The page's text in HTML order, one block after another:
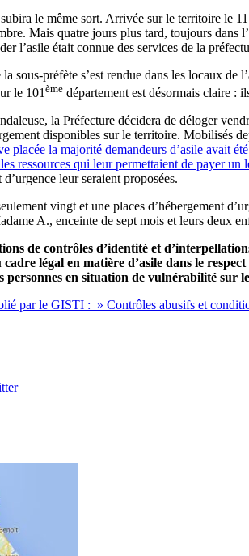
le même sort. Arrivée sur le territoire le
Mais quatre jours plus tard, toujours dans
l’asile était connue des services de la
sous-préfète s’est rendue dans les locaux
le 101ème département est désormais claire :
la Préfecture décidera de déloger
disponibles sur le territoire. Mobilisés
placée la majorité demandeurs d’asile avait
ressources qui leur permettaient de payer un
leur seraient proposées.
vingt et une places d’hébergement
A., enceinte de sept mois et leurs deux
de contrôles d’identité et
légal en matière d’asile dans le
personnes en situation de vulnérabilité sur
par le GISTI : » Contrôles abusifs et